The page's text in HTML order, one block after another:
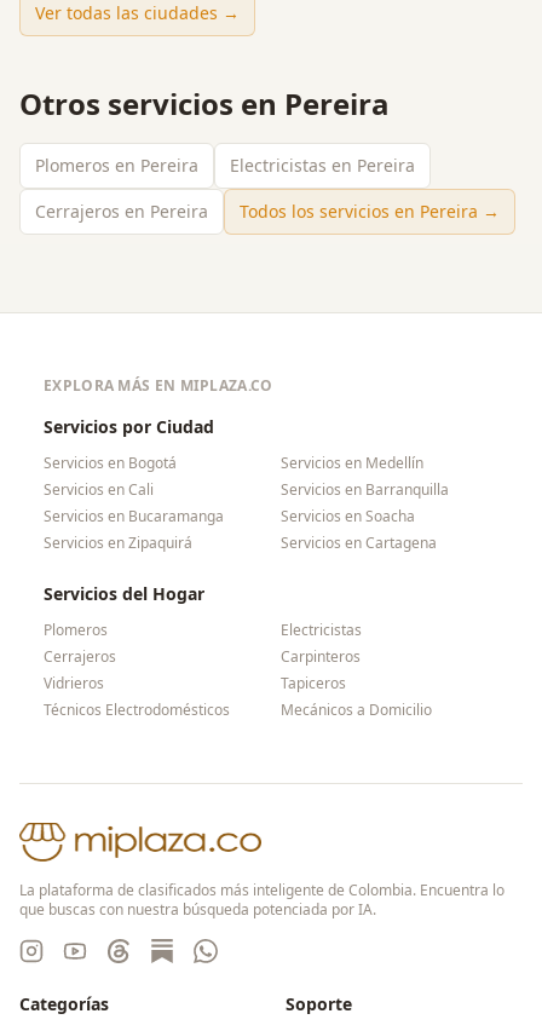
Ver todas las ciudades →
Otros servicios en Pereira
Plomeros en Pereira
Electricistas en Pereira
Cerrajeros en Pereira
Todos los servicios en Pereira →
EXPLORA MÁS EN MIPLAZA.CO
Servicios por Ciudad
Servicios en Bogotá Servicios en Medellín
Servicios enCali Servicios en Barranquilla
Servicios en Bucaramanga Servicios enSoacha
Servicios enZipaquirá Servicios enCartagena
Servicios del Hogar
Plomeros
Electricistas
Cerrajeros
Carpinteros
Vidrieros
Tapiceros
Técnicos Electrodomésticos
Mecánicos a Domicilio
La plataforma de clasificados más inteligente de Colombia. Encuentra lo
que buscas con nuestra búsqueda potenciada por IA.
Categorías Soporte